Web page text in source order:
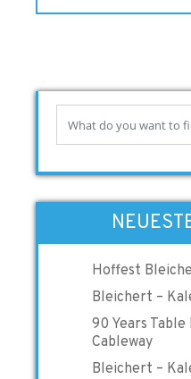
Hoffest
Bleichert –
90 Years
Cableway
Bleichert –